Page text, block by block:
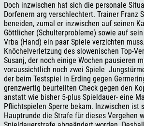
Doch inzwischen hat sich die personale
Dorfenern arg verschlechtert. Trainer Franz
beneiden, zumal er inzwischen auf seinen
Göttlicher (Schulterprobleme) sowie auf sein
Vrba (Hand) ein paar Spiele verzichten
Knöchelverletzung des slowenischen Top-
Susanj, der noch einige Wochen pausieren
voraussichtlich noch zwei Spiele
der beim Testspiel in Erding gegen
grenzwertig beurteilten Check gegen den
anstatt wie bisher 5-plus Spieldauer- eine
Pflichtspielen Sperre bekam. Inzwischen ist
Hauptrunde die Strafe für dieses Vergehen